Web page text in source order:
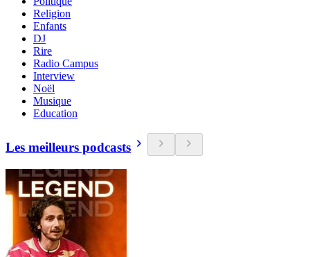
Religion
Enfants
DJ
Rire
Radio Campus
Interview
Noël
Musique
Education
Les meilleurs podcasts